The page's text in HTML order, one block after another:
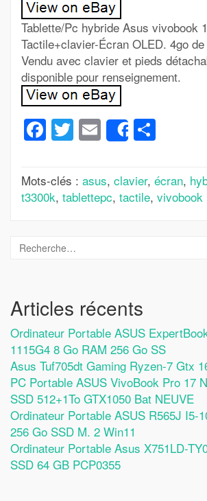
Tablette/Pc hybride Asus vivobook
Tactile+clavier-Écran OLED. 4go
Vendu avec clavier et pieds
disponible pour renseignement.
Facebook
Twitter
Email
Share
Mots-clés : asus, clavier, écran,
t3300k, tablettepc, tactile, vivobook
Articles récents
Ordinateur Portable ASUS
1115G4 8 Go RAM 256 Go SS
Asus Tuf705dt Gaming Ryzen-7 Gtx
PC Portable ASUS VivoBook Pro 17
SSD 512+1To GTX1050 Bat NEUVE
Ordinateur Portable ASUS R565J I5-
256 Go SSD M. 2 Win11
Ordinateur Portable Asus X751LD-
SSD 64 GB PCP0355